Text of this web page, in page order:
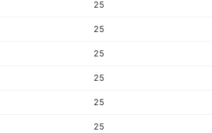
25
25
25
25
25
25